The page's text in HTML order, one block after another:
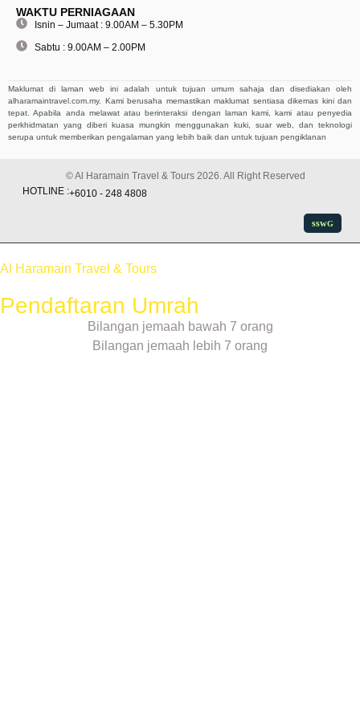
WAKTU PERNIAGAAN
Isnin – Jumaat : 9.00AM – 5.30PM
Sabtu : 9.00AM – 2.00PM
Maklumat di laman web ini adalah untuk tujuan umum sahaja dan disediakan oleh
alharamaintravel.com.my. Kami berusaha memastikan maklumat sentiasa dikemas kini dan
tepat. Apabila anda melawat atau berinteraksi dengan laman kami, kami atau penyedia
perkhidmatan yang diberi kuasa mungkin menggunakan kuki, suar web, dan teknologi
serupa untuk memberikan pengalaman yang lebih baik dan untuk tujuan pengiklanan
© Al Haramain Travel & Tours 2026. All Right Reserved
HOTLINE :+6010 - 248 4808
sswG
Al Haramain Travel & Tours
Pendaftaran Umrah
Bilangan jemaah bawah 7 orang
Bilangan jemaah lebih 7 orang